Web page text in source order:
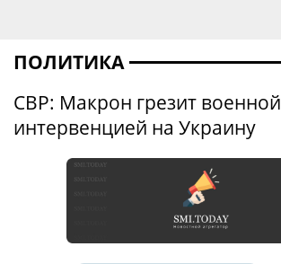
ПОЛИТИКА
СВР: Макрон грезит военной
интервенцией на Украину